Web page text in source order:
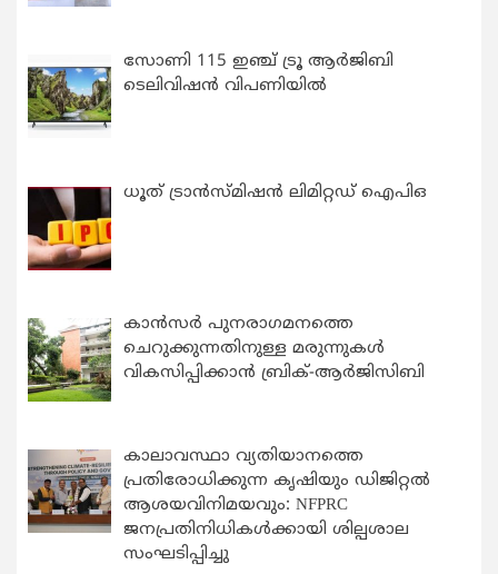
സോണി 115 ഇഞ്ച് ട്രൂ ആർജിബി
ടെലിവിഷൻ വിപണിയിൽ
ധൂത് ട്രാൻസ്മിഷൻ ലിമിറ്റഡ് ഐപിഒ
കാന്‍സര്‍ പുനരാഗമനത്തെ
ചെറുക്കുന്നതിനുള്ള മരുന്നുകള്‍
വികസിപ്പിക്കാന്‍ ബ്രിക്-ആര്‍ജിസിബി
കാലാവസ്ഥാ വ്യതിയാനത്തെ
പ്രതിരോധിക്കുന്ന കൃഷിയും ഡിജിറ്റൽ
ആശയവിനിമയവും: NFPRC
ജനപ്രതിനിധികൾക്കായി ശില്പശാല
സംഘടിപ്പിച്ചു